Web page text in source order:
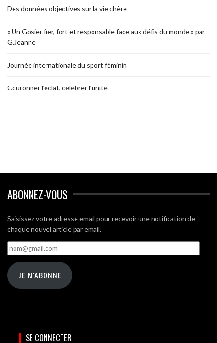
Des données objectives sur la vie chère
« Un Gosier fier, fort et responsable face aux défis du monde » par
G.Jeanne
Journée internationale du sport féminin
Couronner l’éclat, célébrer l’unité
ABONNEZ-VOUS
Saisissez votre adresse email pour recevoir une notification de
chaque nouvel article par email.
nom@gmail.com
JE M'ABONNE
SE CONNECTER